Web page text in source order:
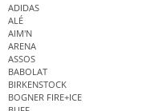
ADIDAS
ALÉ
AIM'N
ARENA
ASSOS
BABOLAT
BIRKENSTOCK
BOGNER FIRE+ICE